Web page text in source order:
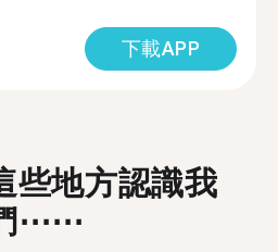
下載APP
些地方認識我
⋯⋯